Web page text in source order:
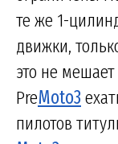
те же 1-
движки,
это не
PreMoto3
пилотов